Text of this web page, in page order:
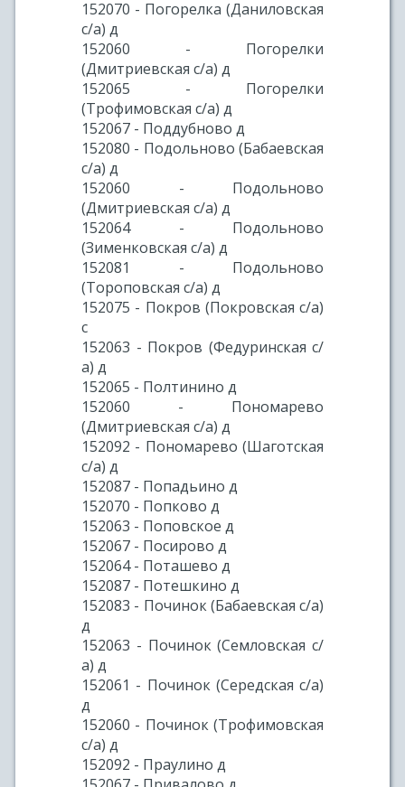
152070 - Погорелка (Даниловская
с/а) д
152060 - Погорелки
(Дмитриевская с/а) д
152065 - Погорелки
(Трофимовская с/а) д
152067 - Поддубново д
152080 - Подольново (Бабаевская
с/а) д
152060 - Подольново
(Дмитриевская с/а) д
152064 - Подольново
(Зименковская с/а) д
152081 - Подольново
(Тороповская с/а) д
152075 - Покров (Покровская с/а)
с
152063 - Покров (Федуринская с/
а) д
152065 - Полтинино д
152060 - Пономарево
(Дмитриевская с/а) д
152092 - Пономарево (Шаготская
с/а) д
152087 - Попадьино д
152070 - Попково д
152063 - Поповское д
152067 - Посирово д
152064 - Поташево д
152087 - Потешкино д
152083 - Починок (Бабаевская с/а)
д
152063 - Починок (Семловская с/
а) д
152061 - Починок (Середская с/а)
д
152060 - Починок (Трофимовская
с/а) д
152092 - Праулино д